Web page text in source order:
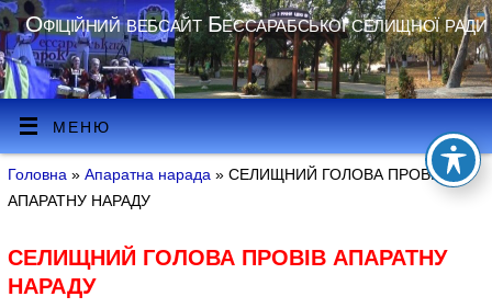
Офіційний вебсайт Бессарабської селищної ради
МЕНЮ
Головна »Апаратна нарада » СЕЛИЩНИЙ ГОЛОВА ПРОВІВ
АПАРАТНУ НАРАДУ
СЕЛИЩНИЙ ГОЛОВА ПРОВІВ АПАРАТНУ
НАРАДУ